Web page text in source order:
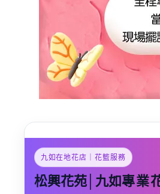
九如在地花店｜花籃服務
松興花苑│九如專業